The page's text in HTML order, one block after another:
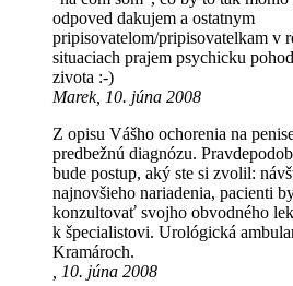
odpoved dakujem a ostatnym
pripisovatelom/pripisovatelkam v
situaciach prajem psychicku
zivota :-)
Marek, 10. júna 2008
Z opisu Vášho ochorenia na
predbežnú diagnózu.
bude postup, aký ste si zvolil:
najnovšieho nariadenia, pacienti
konzultovať svojho obvodného
k špecialistovi. Urológická
Kramároch.
, 10. júna 2008